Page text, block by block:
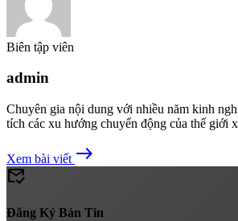
Biên tập viên
admin
Chuyên gia nội dung với nhiều năm kinh
tích các xu hướng chuyển động của thế giới
Xem bài viết east
mark_email_read
Đăng Ký Bản Tin